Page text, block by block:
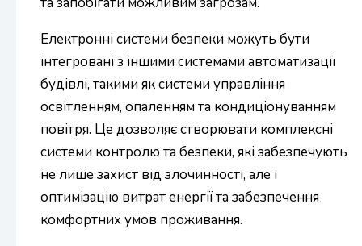
Електронні системи безпеки можуть бути
інтегровані з іншими системами автоматизації
будівлі, такими як системи управління
освітленням, опаленням та кондиціонуванням
повітря. Це дозволяє створювати комплексні
системи контролю та безпеки, які забезпечують
не лише захист від злочинності, але і
оптимізацію витрат енергії та забезпечення
комфортних умов проживання.